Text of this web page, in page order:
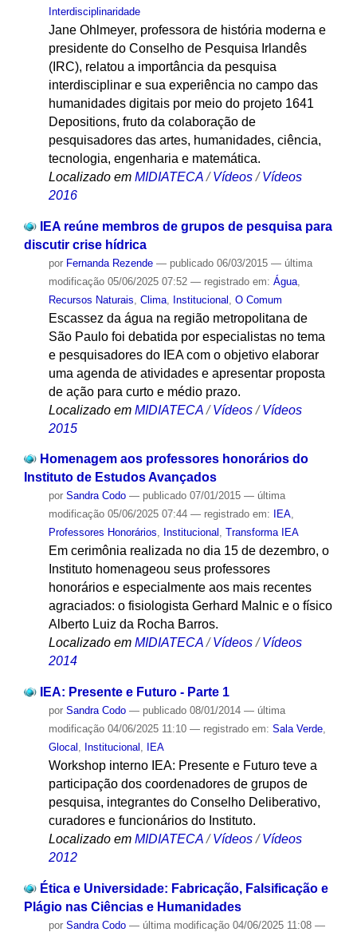
Interdisciplinaridade
Jane Ohlmeyer, professora de história moderna e
presidente do Conselho de Pesquisa Irlandês
(IRC), relatou a importância da pesquisa
interdisciplinar e sua experiência no campo das
humanidades digitais por meio do projeto 1641
Depositions, fruto da colaboração de
pesquisadores das artes, humanidades, ciência,
tecnologia, engenharia e matemática.
Localizado em MIDIATECA /Vídeos /Vídeos
2016
IEA reúne membros de grupos de pesquisa para
discutir crise hídrica
por Fernanda Rezende — publicado06/03/2015 — última
modificação05/06/2025 07:52 — registrado em: Água,
Recursos Naturais Clima, Institucional O Comum
Escassez da água na região metropolitana de
São Paulo foi debatida por especialistas no tema
e pesquisadores do IEA com o objetivo elaborar
uma agenda de atividades e apresentar proposta
de ação para curto e médio prazo.
Localizado em MIDIATECA /Vídeos /Vídeos
2015
Homenagem aos professores honorários do
Instituto de Estudos Avançados
por Sandra Codo — publicado07/01/2015 — última
modificação05/06/2025 07:44 — registrado em: IEA,
Professores Honorários, Institucional , Transforma IEA
Em cerimônia realizada no dia 15 de dezembro, o
Instituto homenageou seus professores
honorários e especialmente aos mais recentes
agraciados: o fisiologista Gerhard Malnic e o físico
Alberto Luiz da Rocha Barros.
Localizado em MIDIATECA /Vídeos /Vídeos
2014
IEA: Presente e Futuro - Parte 1
por Sandra Codo — publicado08/01/2014 — última
modificação04/06/2025 11:10 — registrado em: Sala Verde,
Glocal , Institucional , IEA
Workshop interno IEA: Presente e Futuro teve a
participação dos coordenadores de grupos de
pesquisa, integrantes do Conselho Deliberativo,
curadores e funcionários do Instituto.
Localizado em MIDIATECA /Vídeos /Vídeos
2012
Ética e Universidade: Fabricação, Falsificação e
Plágio nas Ciências e Humanidades
por Sandra Codo — última modificação04/06/2025 11:08 —